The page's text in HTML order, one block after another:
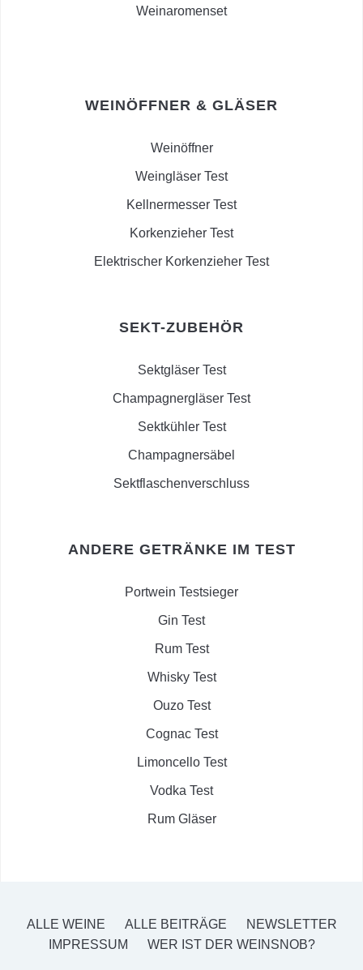
Weinaromenset
WEINÖFFNER & GLÄSER
Weinöffner
Weingläser Test
Kellnermesser Test
Korkenzieher Test
Elektrischer Korkenzieher Test
SEKT-ZUBEHÖR
Sektgläser Test
Champagnergläser Test
Sektkühler Test
Champagnersäbel
Sektflaschenverschluss
ANDERE GETRÄNKE IM TEST
Portwein Testsieger
Gin Test
Rum Test
Whisky Test
Ouzo Test
Cognac Test
Limoncello Test
Vodka Test
Rum Gläser
ALLE WEINE ALLE BEITRÄGE
NEWSLETTER
IMPRESSUM
WER IST DER WEINSNOB?